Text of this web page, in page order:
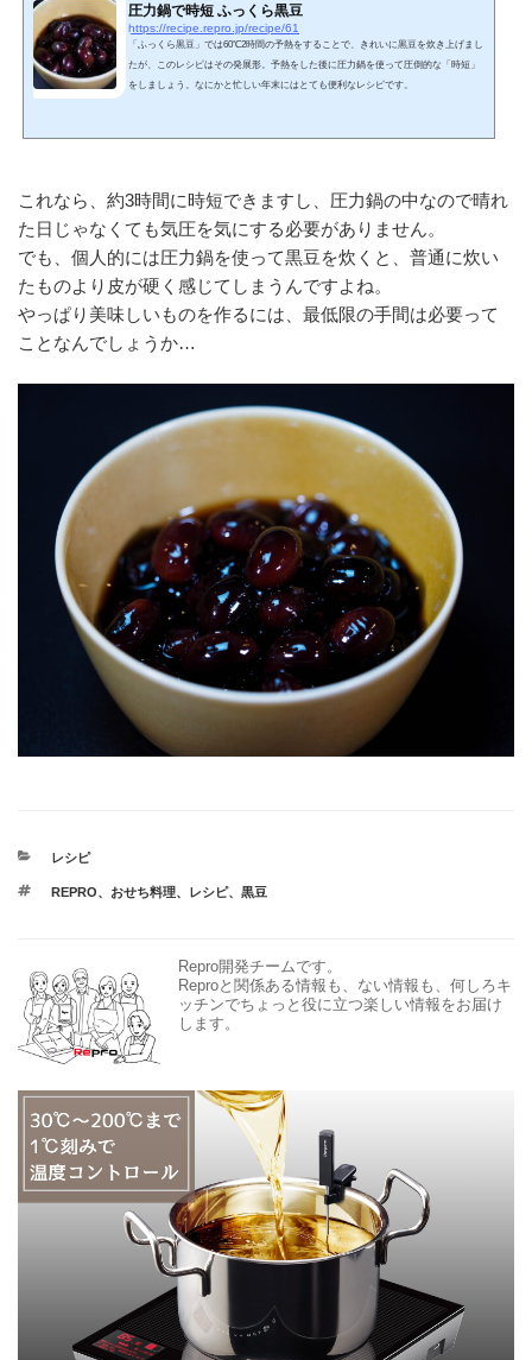
圧力鍋で時短 ふっくら黒豆
https://recipe.repro.jp/recipe/61
「ふっくら黒豆」では60℃2時間の予熱をすることで、きれいに黒豆を炊き上げまし
たが、このレシピはその発展形。予熱をした後に圧力鍋を使って圧倒的な「時短」
をしましょう。なにかと忙しい年末にはとても便利なレシピです。
これなら、約3時間に時短できますし、圧力鍋の中なので晴れ
た日じゃなくても気圧を気にする必要がありません。
でも、個人的には圧力鍋を使って黒豆を炊くと、普通に炊い
たものより皮が硬く感じてしまうんですよね。
やっぱり美味しいものを作るには、最低限の手間は必要って
ことなんでしょうか…
カ
ゴ
レシピ
タ
REPRO、 おせち料理、 レシピ、 黒豆
Repro開発チームです。
Reproと関係ある情報も、ない情報も、何しろキ
ッチンでちょっと役に立つ楽しい情報をお届け
します。